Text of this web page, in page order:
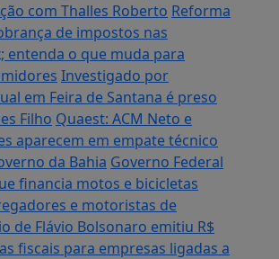
com Thalles Roberto Reforma
de impostos nas
entenda o que muda para
Investigado por
em Feira de Santana é preso
Filho Quaest: ACM Neto e
aparecem em empate técnico
da Bahia Governo Federal
financia motos e bicicletas
e motoristas de
de Flávio Bolsonaro emitiu R$
fiscais para empresas ligadas a